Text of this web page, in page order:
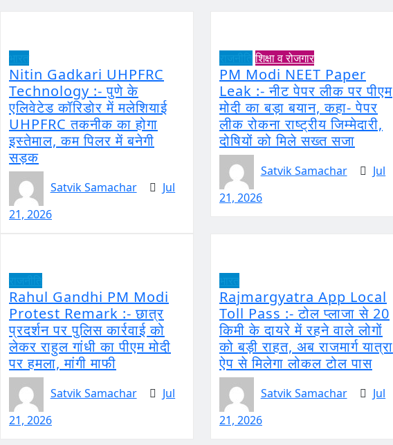
Nitin Gadkari UHPFRC
Technology :- पुणे के
एलिवेटेड कॉरिडोर में मलेशियाई
UHPFRC तकनीक का होगा
इस्तेमाल, कम पिलर में बनेगी
सड़क
Satvik Samachar
Jul
21, 2026
राजनीति शिक्षा व रोजगार
PM Modi NEET Paper
Leak :- नीट पेपर लीक पर पीएम
मोदी का बड़ा बयान, कहा- पेपर
लीक रोकना राष्ट्रीय जिम्मेदारी,
दोषियों को मिले सख्त सजा
Satvik Samachar
Jul
21, 2026
Rahul Gandhi PM Modi
Protest Remark :- छात्र
प्रदर्शन पर पुलिस कार्रवाई को
लेकर राहुल गांधी का पीएम मोदी
पर हमला, मांगी माफी
Satvik Samachar
Jul
21, 2026
Rajmargyatra App Local
Toll Pass :- टोल प्लाजा से 20
किमी के दायरे में रहने वाले लोगों
को बड़ी राहत, अब राजमार्ग यात्रा
ऐप से मिलेगा लोकल टोल पास
Satvik Samachar
Jul
21, 2026